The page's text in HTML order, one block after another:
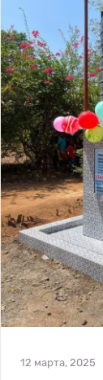
12 марта, 2025